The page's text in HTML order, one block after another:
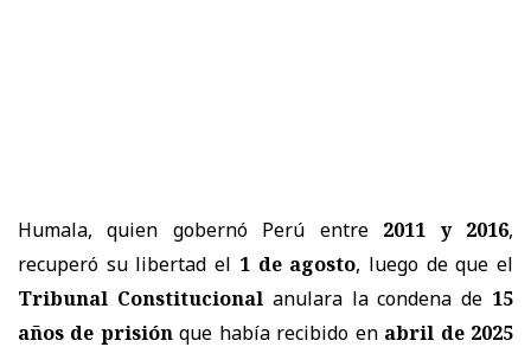
Humala, quien gobernó Perú entre 2011 y 2016,
recuperó su libertad el 1 de agosto, luego de que el
Tribunal Constitucionalanulara la condena de 15
años de prisiónque había recibido en abril de 2025